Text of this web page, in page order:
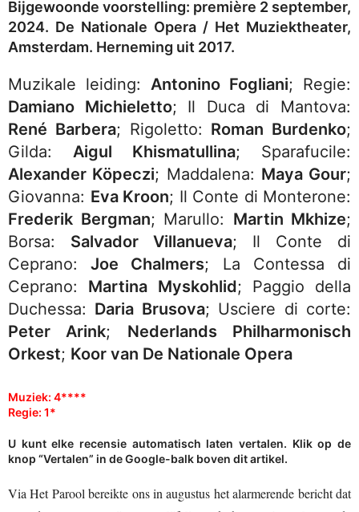
Bijgewoonde voorstelling: première 2 september,
2024. De Nationale Opera / Het Muziektheater,
Amsterdam. Herneming uit 2017.
Muzikale leiding: Antonino Fogliani; Regie:
Damiano Michieletto; Il Duca di Mantova:
René Barbera; Rigoletto: Roman Burdenko;
Gilda: Aigul Khismatullina; Sparafucile:
Alexander Köpeczi; Maddalena: Maya Gour;
Giovanna: Eva Kroon; Il Conte di Monterone:
Frederik Bergman; Marullo: Martin Mkhize;
Borsa: Salvador Villanueva; Il Conte di
Ceprano:Joe Chalmers; La Contessa di
Ceprano: Martina Myskohlid; Paggio della
Duchessa: Daria Brusova; Usciere di corte:
Peter Arink; Nederlands Philharmonisch
Orkest; Koor van De Nationale Opera
Muziek: 4****
Regie: 1*
U kunt elke recensie automatisch laten vertalen. Klik op de
knop “Vertalen” in de Google-balk boven dit artikel.
Via Het Parool bereikte ons in augustus het alarmerende bericht dat